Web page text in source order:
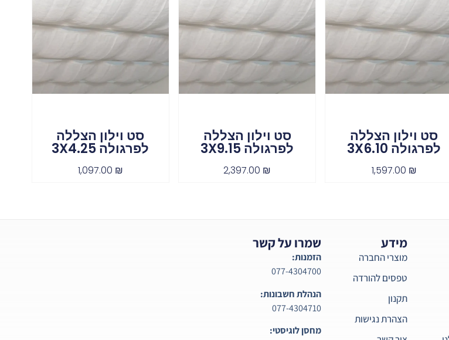
סט וילון הצללה
לפרגולה 3X6.10
1,597.00 ₪
סט וילון הצללה
לפרגולה 3X9.15
2,397.00 ₪
סט וילון הצללה
לפרגולה 3X4.25
1,097.00 ₪
מידע
מוצרי החברה
טפסים להורדה
תקנון
הצהרת נגישות
שמרו על קשר
הזמנות:
077-4304700
הנהלת חשבונות:
077-4304710
מחסן לוגיסטי: